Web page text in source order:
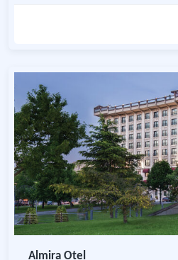
Almira Otel